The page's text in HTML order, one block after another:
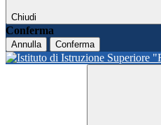
Chiudi
Conferma
Annulla Conferma